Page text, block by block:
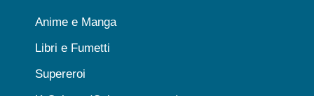
Anime e Manga
Libri e Fumetti
Supereroi